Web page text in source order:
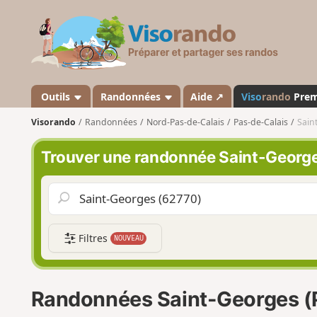
s
a
n
d
o
Outils Randonnées Aide ↗ Visorando
Visorando Randonnées Nord-Pas-de-Calais Pas-de-Calais
Trouver une randonnée Saint-
Filtres NOUVEAU
Randonnées Saint-Georges